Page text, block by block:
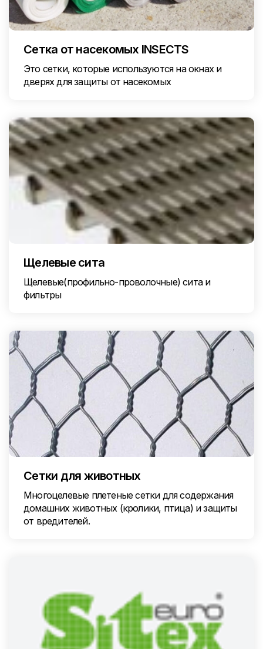
Сетка от насекомых INSECTS
Это сетки, которые используются на окнах и
дверях для защиты от насекомых
Щелевые сита
Щелевые(профильно-проволочные) сита и
фильтры
Сетки для животных
Многоцелевые плетеные сетки для содержания
домашних животных (кролики, птица) и защиты
от вредителей.